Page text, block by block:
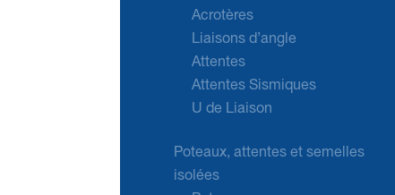
Acrotères
Liaisons d’angle
Attentes
Attentes Sismiques
U de Liaison
Poteaux, attentes et semelles
isolées